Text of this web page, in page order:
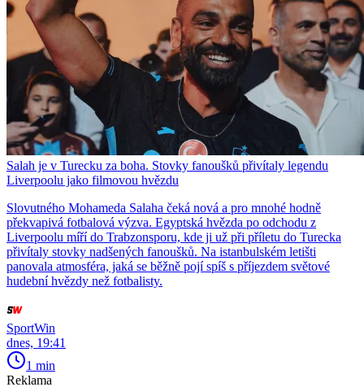
Salah je v Turecku za boha. Stovky fanoušků přivítaly legendu
Liverpoolu jako filmovou hvězdu
Slovutného Mohameda Salaha čeká nová a pro mnohé hodně
překvapivá fotbalová výzva. Egyptská hvězda po odchodu z
Liverpoolu míří do Trabzonsporu, kde ji už při příletu do Turecka
přivítaly stovky nadšených fanoušků. Na istanbulském letišti
panovala atmosféra, jaká se běžně pojí spíš s příjezdem světové
hudební hvězdy než fotbalisty.
SportWin
dnes, 19:41
1 min
Reklama